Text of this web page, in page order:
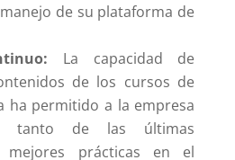
de su plataforma de
La capacidad de
de los cursos de
ha permitido a la empresa
tanto de las últimas
mejores prácticas en el